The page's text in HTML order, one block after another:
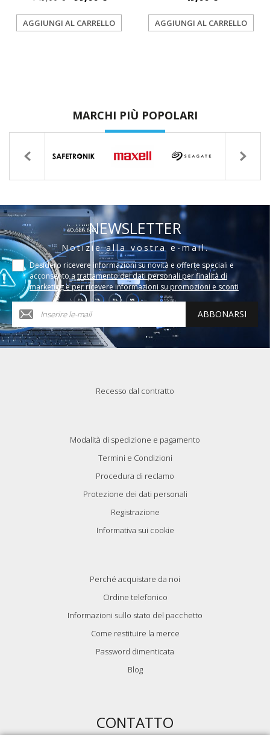
AGGIUNGI AL CARRELLO AGGIUNGI AL CARRELLO
MARCHI PIÙ POPOLARI
NEWSLETTER
Notizie alla vostra e-mail.
Desidero ricevere informazioni su novità e offerte speciali e
acconsento a trattamento dei dati personali per finalità di
marketing e per ricevere informazioni su promozioni e sconti
ABBONARSI
Recesso dal contratto
Modalità di spedizione e pagamento
Termini e Condizioni
Procedura di reclamo
Protezione dei dati personali
Registrazione
Informativa sui cookie
Perché acquistare da noi
Ordine telefonico
Informazioni sullo stato del pacchetto
Come restituire la merce
Password dimenticata
Blog
CONTATTO